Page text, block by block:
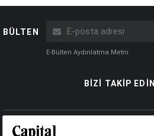
BÜLTEN
E-Bülten Aydınlatma Metni
BİZİ TAKİP EDİN